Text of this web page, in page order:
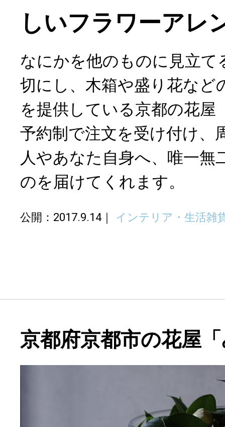
しいフラワーアレ
なにかを他のものに見立て
切にし、木箱や盛り花など
を提供している京都の花屋
予約制で注文を受け付け、
人やあなた自身へ、唯一無
のを届けてくれます。
公開：2017.9.14 インテリア・生活雑
京都府京都市の花屋